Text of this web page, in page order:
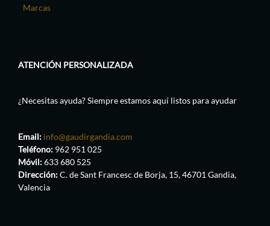
Marcas
ATENCIÓN PERSONALIZADA
¿Necesitas ayuda? Siempre estamos aquí listos para ayudar
Email: info@gaudirgandia.com
Teléfono: 962 951 025
Móvil:633 680 525
Dirección:C. de Sant Francesc de Borja, 15, 46701 Gandia,
Valencia